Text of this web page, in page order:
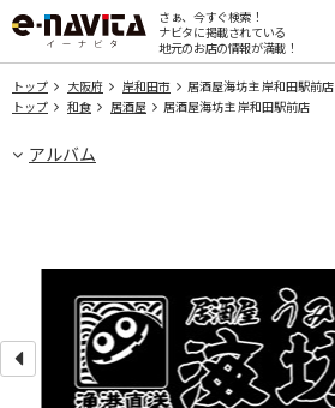
さぁ、今すぐ検索！
ナビタに掲載されている
地元のお店の情報が満載！
トップ 大阪府 岸和田市
居酒屋海坊主 岸和田駅前店
トップ
和食 居酒屋 居酒屋海坊主 岸和田駅前店
アルバム